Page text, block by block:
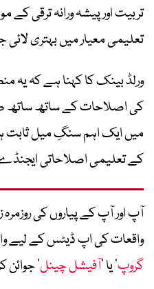
تربیت اور پیشہ ورانہ ترقی کے
تعلیمی معیار میں بہتری
ورلڈ بینک کا کہنا ہے کہ یہ
کی اصلاحات کے ساتھ ساتھ
میں ایک اہم سنگِ میل ثابت
کے تعلیمی اصلاحاتی
آپ اور آپ کے پیاروں کی
واقعات کی اپ ڈیٹس کے لیے
گروپ‘ یا ’آفیشل چینل‘ جوائن